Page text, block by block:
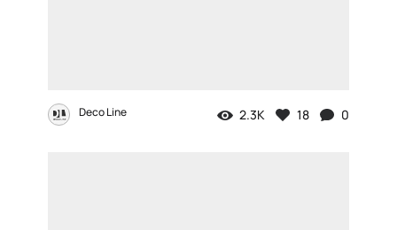
Deco Line 2.3K 18 0